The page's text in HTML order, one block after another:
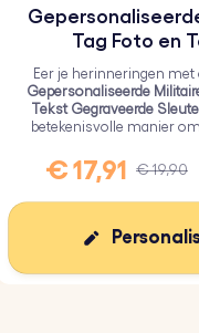
Tag Foto en
Gegraveerde
Eer je herinneringen met
Gepersonaliseerde
Tekst Gegraveerde
betekenisvolle manier
€ 17,91 € 19,90